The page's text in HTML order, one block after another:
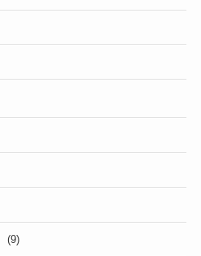
(9)